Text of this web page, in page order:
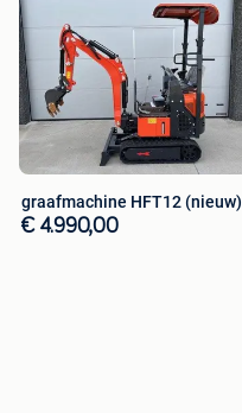
graafmachine HFT12 (nieuw)
€ 4.990,00